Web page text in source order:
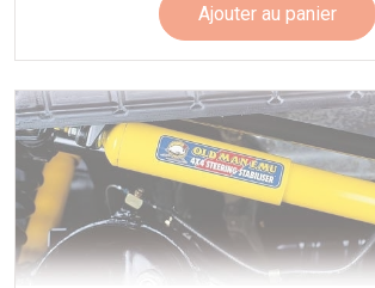
Ajouter au panier